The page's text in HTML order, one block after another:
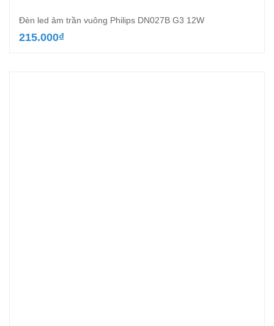
Đèn led âm trần vuông Philips DN027B G3 12W
215.000₫